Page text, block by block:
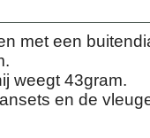
met een
weegt 43gram.
en de